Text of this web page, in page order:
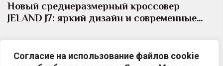
Согласие на использование файлов cookie
Новый среднеразмерный кроссовер
JELAND J7: яркий дизайн и современные…
В дилерском центре JELAND АвтоСпецЦентр
Марьино начались продажи нового